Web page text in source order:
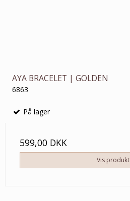
AYA BRACELET | GOLDEN
6863
På lager
599,00 DKK
Vis produkt